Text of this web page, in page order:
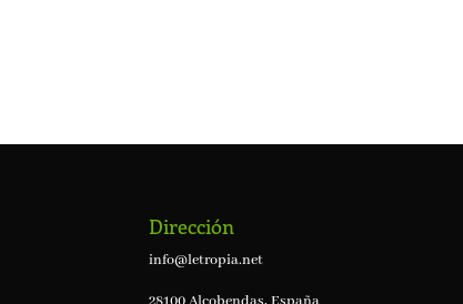
Dirección
info@letropia.net